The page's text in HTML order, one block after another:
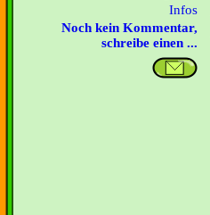
Infos
Noch kein Kommentar,
schreibe einen ...